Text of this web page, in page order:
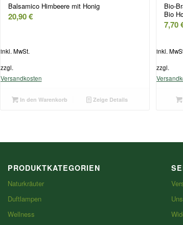
Balsamico Himbeere mit Honig
20,90€
inkl. MwSt.
zzgl.
Versandkosten
In den Warenkorb Zeige Details
Bio-
Bio
7,70
inkl.
zzgl.
PRODUKTKATEGORIEN
Naturkräuter
Duftlampen
Wellness